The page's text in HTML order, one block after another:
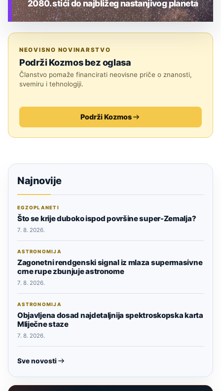
2080. stići do najbližeg nastanjivog planeta
NEOVISNO NOVINARSTVO
Podrži Kozmos bez oglasa
Članstvo pomaže financirati neovisne priče o znanosti,
svemiru i tehnologiji.
Podrži Kozmos
Najnovije
EGZOPLANETI
Što se krije duboko ispod površine super-Zemalja?
7. 8. 2026.
ASTRONOMIJA
Zagonetni rendgenski signal iz mlaza supermasivne
crne rupe zbunjuje astronome
7. 8. 2026.
ASTRONOMIJA
Objavljena dosad najdetaljnija spektroskopska karta
Mliječne staze
7. 8. 2026.
Sve novosti